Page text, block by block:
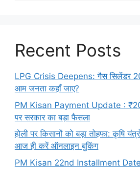
Recent Posts
LPG Crisis Deepens: गैस सिलेंडर
आम जनता कहाँ जाए?
PM Kisan Payment Update :
पर सरकार का बड़ा फैसला
होली पर किसानों को बड़ा तोहफा: कृषि
आज ही करें ऑनलाइन बुकिंग
PM Kisan 22nd Installment